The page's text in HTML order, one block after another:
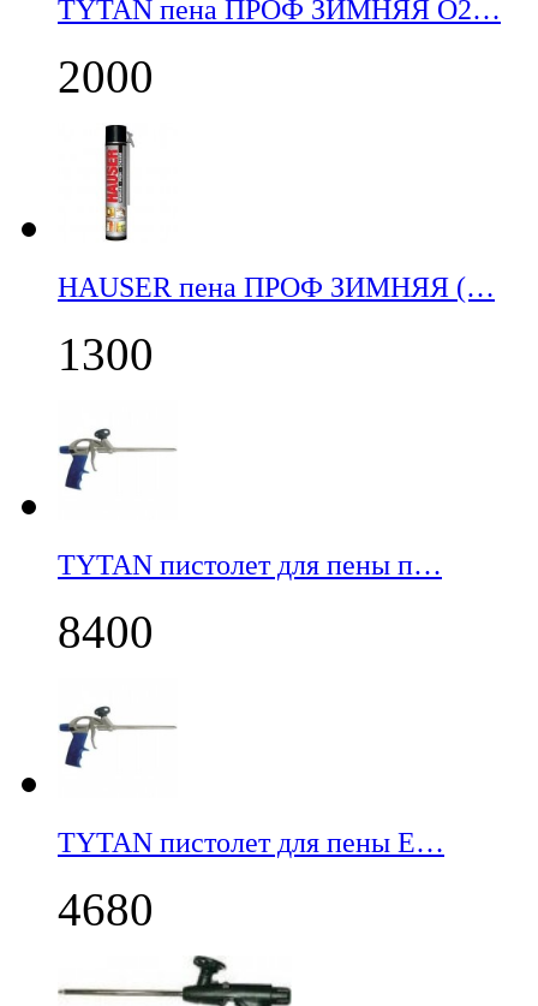
TYTAN пена ПРОФ ЗИМНЯЯ О2…
2000
НАUSER пена ПРОФ ЗИМНЯЯ (…
1300
TYTAN пистолет для пены п…
8400
TYTAN пистолет для пены E…
4680